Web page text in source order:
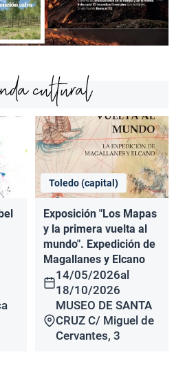
cultural
Toledo (capital)
Exposición "Los Mapas
y la primera vuelta al
mundo". Expedición de
Magallanes y Elcano
14/05/2026al
18/10/2026
MUSEO DE SANTA
CRUZ C/ Miguel de
Cervantes, 3